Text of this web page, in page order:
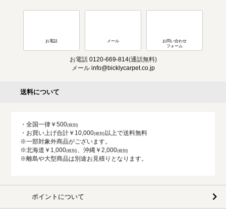
お電話 メール
お問い合わせ
フォーム
お電話 0120-669-814(通話無料)
メール info@bicklycarpet.co.jp
送料について
・全国一律￥500
・お買い上げ合計￥10,000
以上で送料無料
※一部対象外商品がございます。
※北海道￥1,000
、沖縄￥2,000
※離島や大型商品は別途お見積りとなります。
ポイントについて